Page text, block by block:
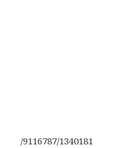
/9116787/1340181